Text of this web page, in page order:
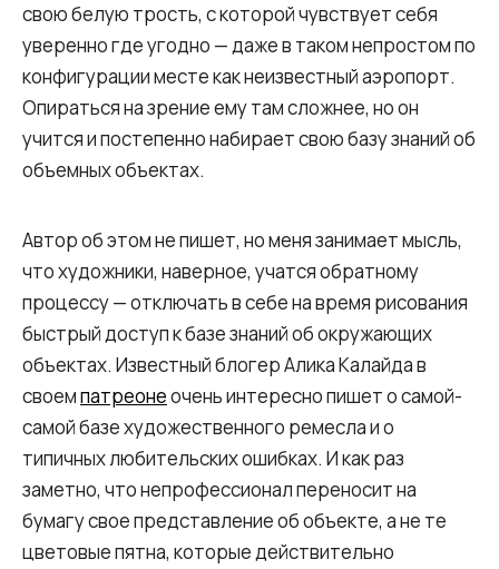
свою белую трость, с которой чувствует себя
уверенно где угодно — даже в таком непростом по
конфигурации месте как неизвестный аэропорт.
Опираться на зрение ему там сложнее, но он
учится и постепенно набирает свою базу знаний об
объемных объектах.
Автор об этом не пишет, но меня занимает мысль,
что художники, наверное, учатся обратному
процессу — отключать в себе на время рисования
быстрый доступ к базе знаний об окружающих
объектах. Известный блогер Алика Калайда в
своемпатреонеочень интересно пишет о самой-
самой базе художественного ремесла и о
типичных любительских ошибках. И как раз
заметно, что непрофессионал переносит на
бумагу свое представление об объекте, а не те
цветовые пятна, которые действительно